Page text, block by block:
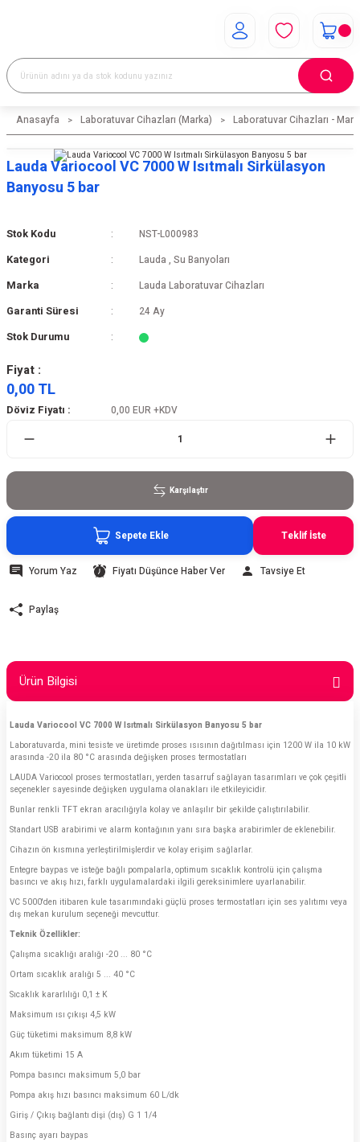
Anasayfa Laboratuvar Cihazları (Marka) Laboratuvar Cihazları -
Lauda Variocool VC 7000 W Isıtmalı Sirkülasyon
Banyosu 5 bar
Stok Kodu NST-L000983
Kategori Lauda , Su Banyoları
Marka Lauda Laboratuvar Cihazları
Garanti Süresi 24 Ay
Stok Durumu
Fiyat :
0,00 TL
Döviz Fiyatı : 0,00 EUR +KDV
Karşılaştır
Sepete Ekle Teklif İste
Yorum Yaz Fiyatı Düşünce Haber Ver Tavsiye Et
Paylaş
Ürün Bilgisi
Lauda Variocool VC 7000 W Isıtmalı Sirkülasyon Banyosu 5 bar
Laboratuvarda, mini tesiste ve üretimde proses ısısının dağıtılması için 1200 W ila 10 kW
arasında -20 ila 80 °C arasında değişken proses termostatları
LAUDA Variocool proses termostatları, yerden tasarruf sağlayan tasarımları ve çok çeşitli
seçenekler sayesinde değişken uygulama olanakları ile etkileyicidir.
Bunlar renkli TFT ekran aracılığıyla kolay ve anlaşılır bir şekilde çalıştırılabilir.
Standart USB arabirimi ve alarm kontağının yanı sıra başka arabirimler de eklenebilir.
Cihazın ön kısmına yerleştirilmişlerdir ve kolay erişim sağlarlar.
Entegre baypas ve isteğe bağlı pompalarla, optimum sıcaklık kontrolü için çalışma
basıncı ve akış hızı, farklı uygulamalardaki ilgili gereksinimlere uyarlanabilir.
VC 5000'den itibaren kule tasarımındaki güçlü proses termostatları için ses yalıtımı veya
dış mekan kurulum seçeneği mevcuttur.
Teknik Özellikler:
Çalışma sıcaklığı aralığı -20 ... 80 °C
Ortam sıcaklık aralığı 5 ... 40 °C
Sıcaklık kararlılığı 0,1 ± K
Maksimum ısı çıkışı 4,5 kW
Güç tüketimi maksimum 8,8 kW
Akım tüketimi 15 A
Pompa basıncı maksimum 5,0 bar
Pompa akış hızı basıncı maksimum 60 L/dk
Giriş / Çıkış bağlantı dişi (dış) G 1 1/4
Basınç ayarı baypas